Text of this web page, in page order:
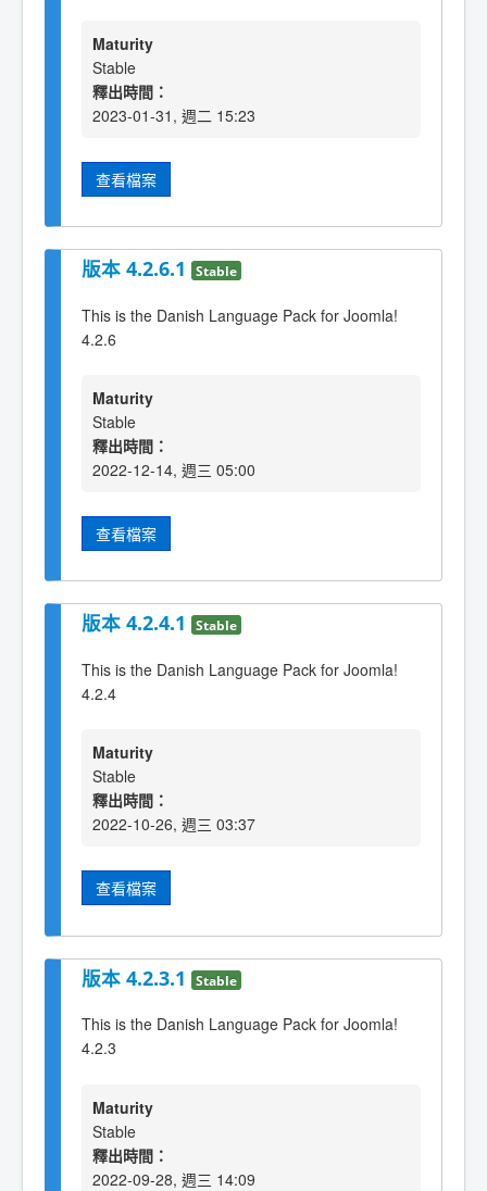
Maturity
Stable
釋出時間：
2023-01-31, 週二 15:23
查看檔案
版本 4.2.6.1 Stable
This is the Danish Language Pack for Joomla!
4.2.6
Maturity
Stable
釋出時間：
2022-12-14, 週三 05:00
查看檔案
版本 4.2.4.1 Stable
This is the Danish Language Pack for Joomla!
4.2.4
Maturity
Stable
釋出時間：
2022-10-26, 週三 03:37
查看檔案
版本 4.2.3.1 Stable
This is the Danish Language Pack for Joomla!
4.2.3
Maturity
Stable
釋出時間：
2022-09-28, 週三 14:09